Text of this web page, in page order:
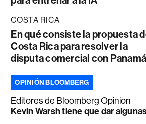
COSTA RICA
En qué consiste la propuesta
Costa Rica para resolver la
disputa comercial con Panamá
OPINIÓN BLOOMBERG
Editores de Bloomberg Opinion
Kevin Warsh tiene que dar